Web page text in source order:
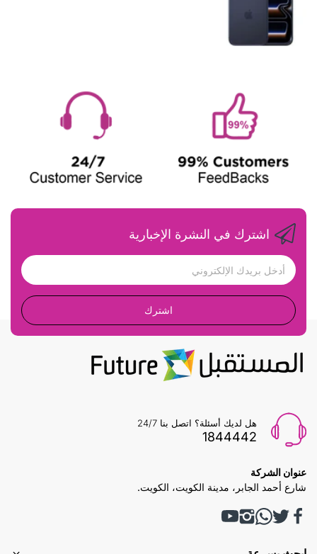
اشترك في النشرة الإخبارية
اشترك
هل لديك أسئلة؟ اتصل بنا 24/7
1844442
عنوان الشركة
شارع أحمد الجابر، مدينة الكويت، الكويت.